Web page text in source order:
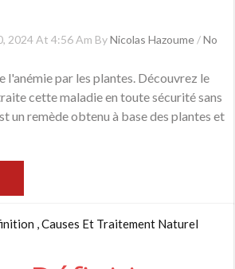
2024 At 4:56 Am ByNicolas Hazoume /No
l'anémie par les plantes. Découvrez le
cette maladie en toute sécurité sans
un remède obtenu à base des plantes et